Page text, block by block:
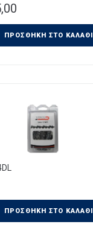
ΠΡΟΣΘΉΚΗ ΣΤΟ ΚΑΛΆΘΙ
ΠΡΟΣΘΉΚΗ ΣΤΟ ΚΑΛΆΘΙ